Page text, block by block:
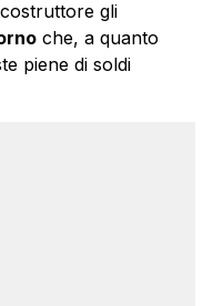
gli
che, a quanto
piene di soldi